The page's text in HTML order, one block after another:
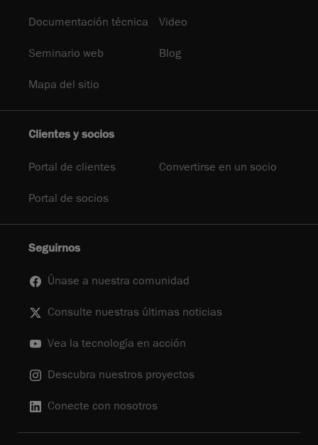
Documentación técnica Video
Seminario web Blog
Mapa del sitio
Clientes y socios
Portal de clientes Convertirse en un socio
Portal de socios
Seguirnos
Únase a nuestra comunidad
Consulte nuestras últimas noticias
Vea la tecnología en acción
Descubra nuestros proyectos
Conecte con nosotros